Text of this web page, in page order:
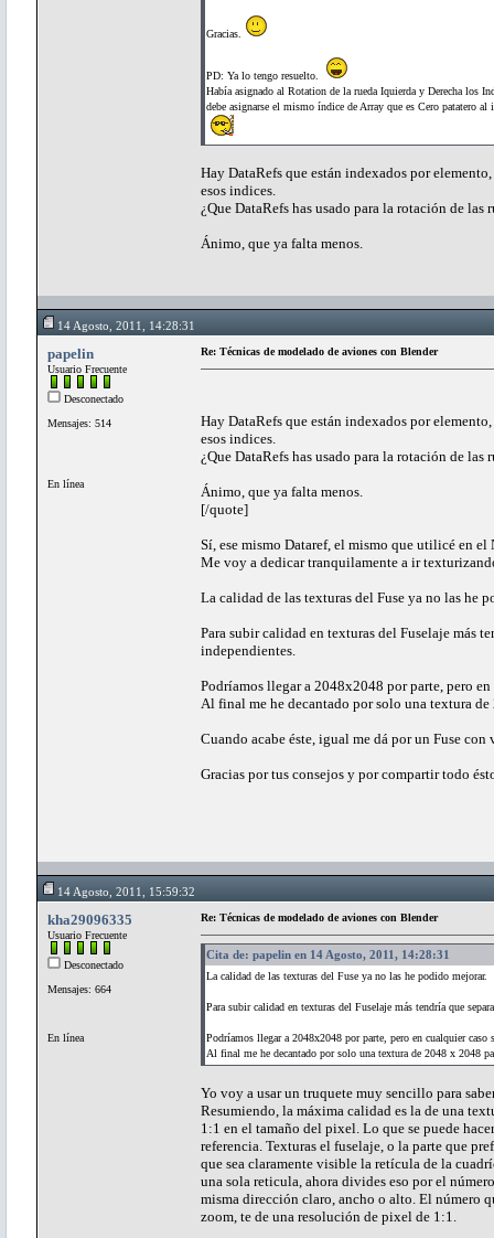
Gracias.
PD: Ya lo tengo resuelto.
Había asignado al Rotation de la rueda Iquierda y Derecha los
debe asignarse el mismo índice de Array que es Cero patatero
Hay DataRefs que están indexados por
esos indices.
¿Que DataRefs has usado para la rotación de las
Ánimo, que ya falta menos.
14 Agosto, 2011, 14:28:31
papelin
Usuario Frecuente
Desconectado
Mensajes: 514
En línea
Re: Técnicas de modelado de aviones con Blender
Hay DataRefs que están indexados por
esos indices.
¿Que DataRefs has usado para la rotación de las
Ánimo, que ya falta menos.
[/quote]
Sí, ese mismo Dataref, el mismo que utilicé en el
Me voy a dedicar tranquilamente a ir
La calidad de las texturas del Fuse ya no las he
Para subir calidad en texturas del Fuselaje más
independientes.
Podríamos llegar a 2048x2048 por parte, pero
Al final me he decantado por solo una textura
Cuando acabe éste, igual me dá por un Fuse
Gracias por tus consejos y por compartir todo
14 Agosto, 2011, 15:59:32
kha29096335
Usuario Frecuente
Desconectado
Mensajes: 664
En línea
Re: Técnicas de modelado de aviones con Blender
Cita de: papelin en 14 Agosto, 2011, 14:28:31
La calidad de las texturas del Fuse ya no las he podido mejorar.
Para subir calidad en texturas del Fuselaje más tendría que
Podríamos llegar a 2048x2048 por parte, pero en cualquier
Al final me he decantado por solo una textura de 2048 x 2048
Yo voy a usar un truquete muy sencillo para
Resumiendo, la máxima calidad es la de una
1:1 en el tamaño del pixel. Lo que se puede
referencia. Texturas el fuselaje, o la parte que
que sea claramente visible la retícula de la
una sola reticula, ahora divides eso por el
misma dirección claro, ancho o alto. El número
zoom, te de una resolución de pixel de 1:1.